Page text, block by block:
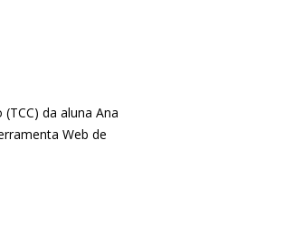
da aluna Ana
Web de